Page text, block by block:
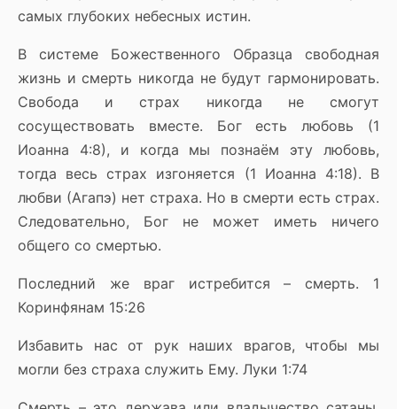
самых глубоких небесных истин.
В системе Божественного Образца свободная
жизнь и смерть никогда не будут гармонировать.
Свобода и страх никогда не смогут
сосуществовать вместе. Бог есть любовь (1
Иоанна 4:8), и когда мы познаём эту любовь,
тогда весь страх изгоняется (1 Иоанна 4:18). В
любви (Агапэ) нет страха. Но в смерти есть страх.
Следовательно, Бог не может иметь ничего
общего со смертью.
Последний же враг истребится – смерть. 1
Коринфянам 15:26
Избавить нас от рук наших врагов, чтобы мы
могли без страха служить Ему. Луки 1:74